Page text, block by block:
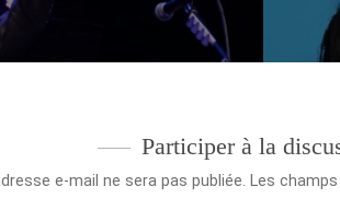
Participer à la
e-mail ne sera pas publiée. Les